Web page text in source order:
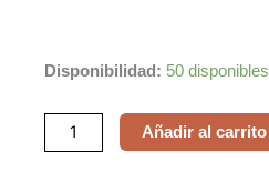
Disponibilidad: 50 disponibles
El
The
Añadir al carrito